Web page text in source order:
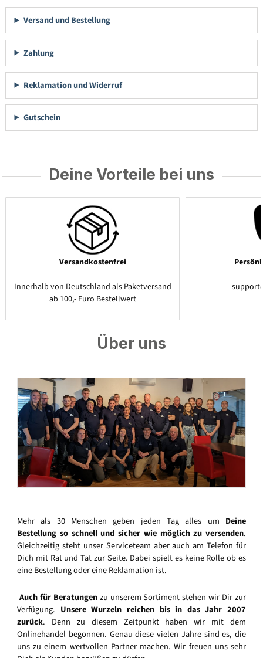
Versand und Bestellung
Zahlung
Reklamation und Widerruf
Gutschein
Deine Vorteile bei uns
Versandkostenfrei
Innerhalb von Deutschland als Paketversand
ab 100,- Euro Bestellwert
Über uns
Mehr als 30 Menschen geben jeden Tag alles um Deine
Bestellung so schnell und sicher wie möglich zu versenden.
Gleichzeitig steht unser Serviceteam aber auch am Telefon für
Dich mit Rat und Tat zur Seite. Dabei spielt es keine Rolle ob es
eine Bestellung oder eine Reklamation ist.
Auch für Beratungenzu unserem Sortiment stehen wir Dir zur
Verfügung. Unsere Wurzeln reichen bis in das Jahr 2007
zurück. Denn zu diesem Zeitpunkt haben wir mit dem
Onlinehandel begonnen. Genau diese vielen Jahre sind es, die
uns zu einem wertvollen Partner machen. Wir freuen uns sehr